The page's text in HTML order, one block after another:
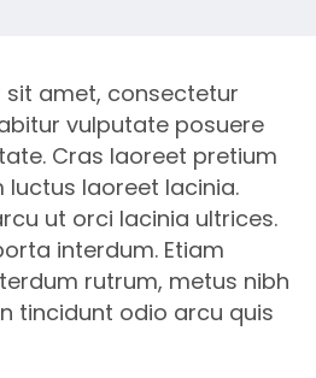
sit amet, consectetur
vulputate posuere
Cras laoreet pretium
luctus laoreet lacinia.
ut orci lacinia ultrices.
interdum. Etiam
rutrum, metus nibh
tincidunt odio arcu quis